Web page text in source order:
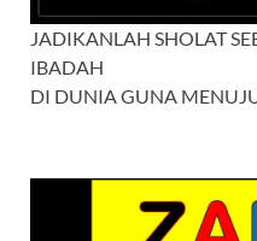
JADIKANLAH SHOLAT
IBADAH
DI DUNIA GUNA